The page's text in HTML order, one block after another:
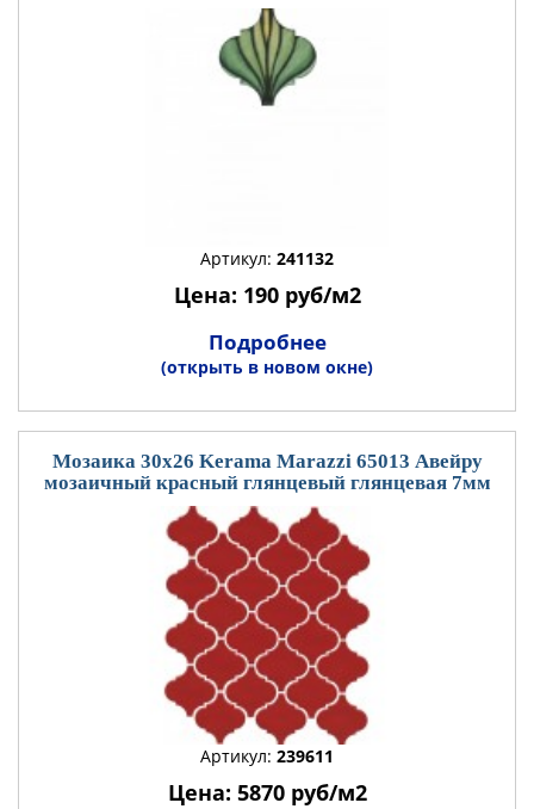
Артикул: 241132
Цена: 190 руб/м2
Подробнее
(открыть в новом окне)
Мозаика 30x26 Kerama Marazzi 65013 Авейру
мозаичный красный глянцевый глянцевая 7мм
Артикул: 239611
Цена: 5870 руб/м2